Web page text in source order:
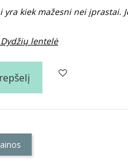
kiek mažesni nei įprastai.
lentelė